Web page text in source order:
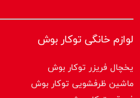
لوازم خانگی توکار بوش
یخچال فریزر توکار بوش
ماشین ظرفشویی توکار بوش